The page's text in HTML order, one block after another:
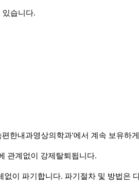
있습니다.
한내과영상의학과'에서 계속 보유하
관계없이 강제탈퇴됩니다.
이 파기합니다. 파기절차 및 방법은